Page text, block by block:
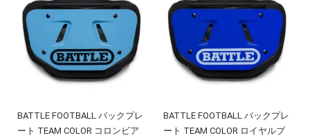
BATTLE FOOTBALL バックプレ
ート TEAM COLOR コロンビア
BATTLE FOOTBALL バックプレ
ート TEAM COLOR ロイヤルブ